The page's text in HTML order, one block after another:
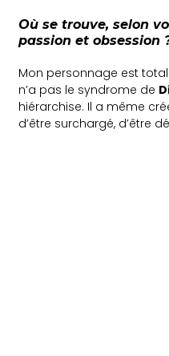
Où se trouve, selon
passion et obsession
Mon personnage est
n’a pas le syndrome de
hiérarchise. Il a même
d’être surchargé, d’être